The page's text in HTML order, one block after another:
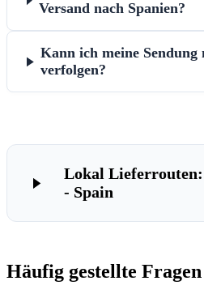
Versand nach Spanien?
Kann ich meine Sendung
verfolgen?
Lokal
- Spain
Häufig gestellte